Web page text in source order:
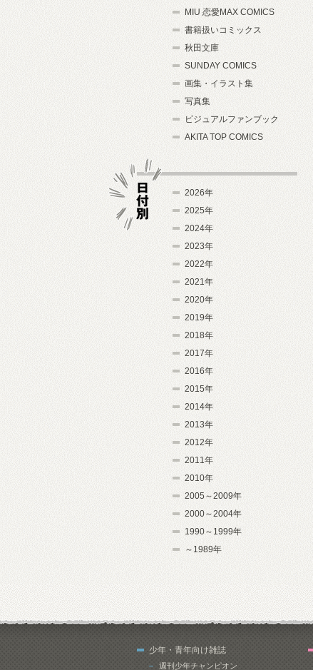
MIU 恋愛MAX COMICS
書籍扱いコミックス
秋田文庫
SUNDAY COMICS
画集・イラスト集
写真集
ビジュアルファンブック
AKITA TOP COMICS
2026年
2025年
2024年
2023年
2022年
2021年
2020年
2019年
2018年
2017年
2016年
2015年
2014年
2013年
2012年
2011年
2010年
2005～2009年
2000～2004年
1990～1999年
～1989年
少年・青年向け雑誌
週刊少年チャンピオン